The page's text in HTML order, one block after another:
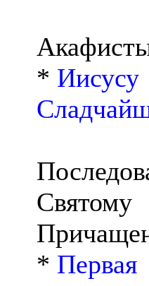
* Иисусу
Святому
* Первая